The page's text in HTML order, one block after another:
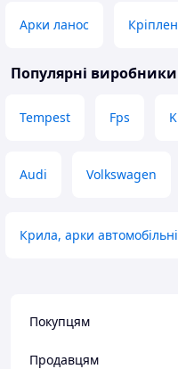
Арки ланос
Популярні виробники
Tempest Fps
Audi Volkswagen
Крила, арки
Покупцям
Продавцям